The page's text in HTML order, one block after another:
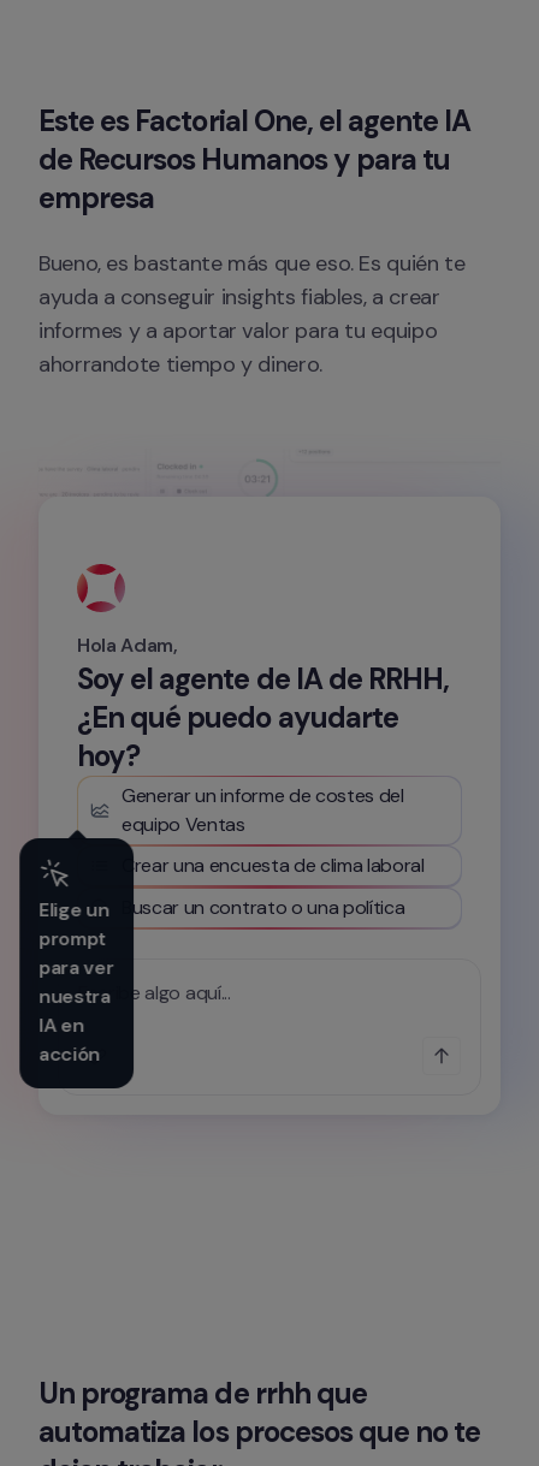
Este es Factorial One, el agente IA
de Recursos Humanos y para tu
empresa
Bueno, es bastante más que eso. Es quién te
ayuda a conseguir insights fiables, a crear
informes y a aportar valor para tu equipo
ahorrandote tiempo y dinero.
Hola Adam,
Soy el agente de IA de RRHH,
¿En qué puedo ayudarte
hoy?
Elige un
prompt
para ver
nuestra
IA en
acción
Generar un informe de costes del
equipo Ventas
Crear una encuesta de clima laboral
Buscar un contrato o una política
Escribe algo aquí...
Un programa de rrhh que
automatiza los procesos que no te